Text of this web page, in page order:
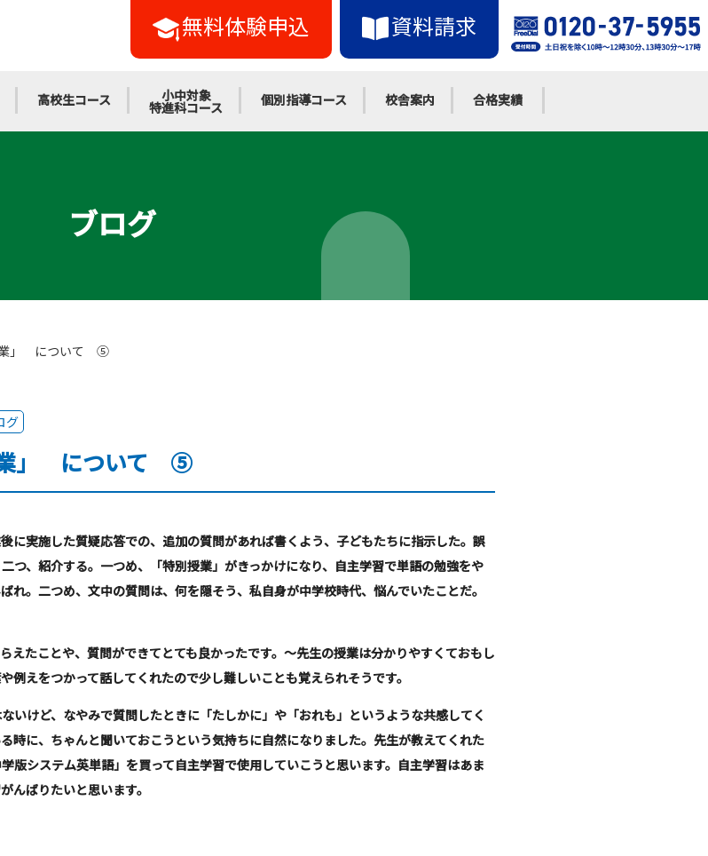
無料体験申込 資料請求
高校生コース 小中対象
特進科コース 個別指導コース 校舎案内 合格実績
ブログ
業」 について ⑤
グ
業」 について ⑤
に実施した質疑応答での、追加の質問があれば書くよう、子どもたちに指示した。誤
つ、紹介する。一つめ、「特別授業」がきっかけになり、自主学習で単語の勉強をや
れ。二つめ、文中の質問は、何を隠そう、私自身が中学校時代、悩んでいたことだ。
えたことや、質問ができてとても良かったです。～先生の授業は分かりやすくておもし
例えをつかって話してくれたので少し難しいことも覚えられそうです。
いけど、なやみで質問したときに「たしかに」や「おれも」というような共感してく
時に、ちゃんと聞いておこうという気持ちに自然になりました。先生が教えてくれた
版システム英単語」を買って自主学習で使用していこうと思います。自主学習はあま
んばりたいと思います。